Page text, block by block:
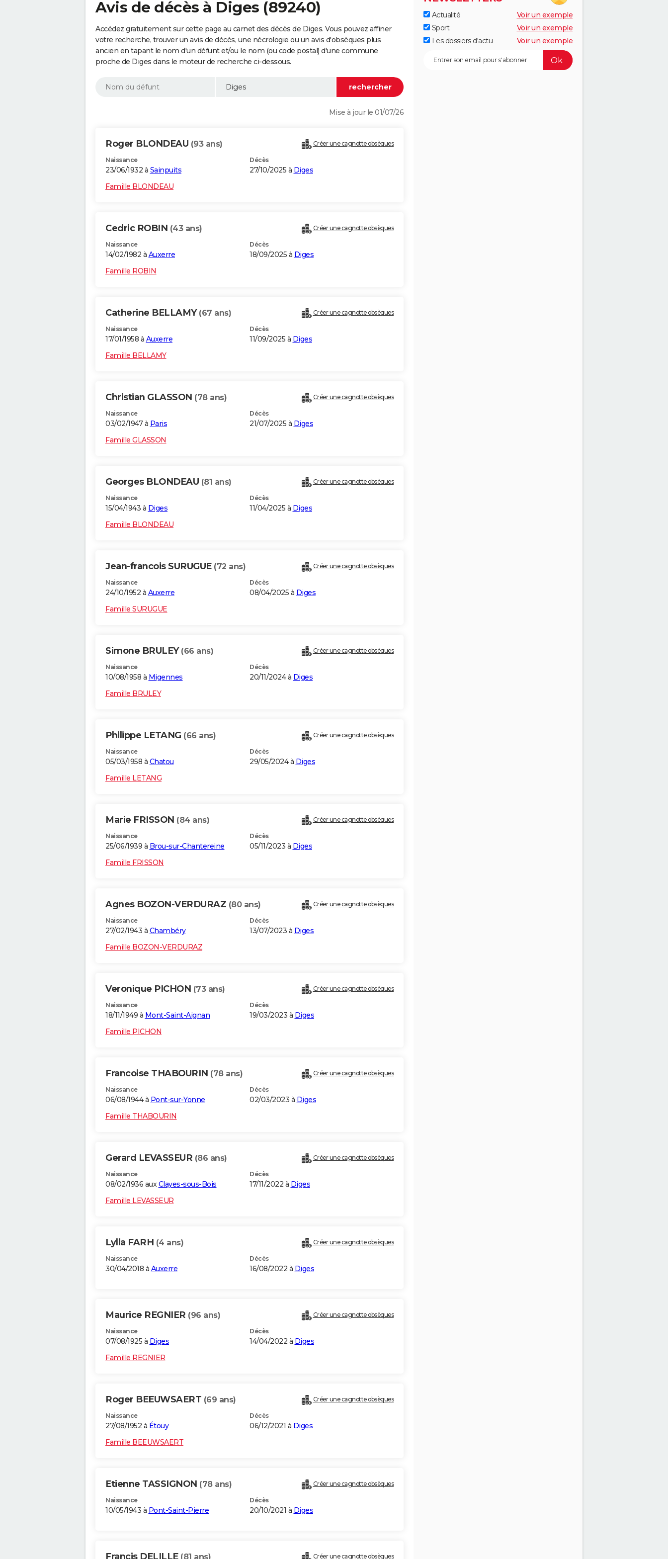
Avis de décès à Diges (89240)
Accédez gratuitement sur cette page au carnet des décès de Diges. Vous pouvez affiner
votre recherche, trouver un avis de décès, une nécrologie ou un avis d'obsèques plus
ancien en tapant le nom d'un défunt et/ou le nom (ou code postal) d'une commune
proche de Diges dans le moteur de recherche ci-dessous.
Mise à jour le 01/07/26
Roger BLONDEAU (93 ans) Créer une cagnotte obsèques
Naissance
23/06/1932 à Sainpuits
Décès
27/10/2025 à Diges
Famille BLONDEAU
Cedric ROBIN (43 ans) Créer une cagnotte obsèques
Naissance
14/02/1982 à Auxerre
Décès
18/09/2025 à Diges
Famille ROBIN
Catherine BELLAMY (67 ans) Créer une cagnotte obsèques
Naissance
17/01/1958 à Auxerre
Décès
11/09/2025 à Diges
Famille BELLAMY
Christian GLASSON (78 ans) Créer une cagnotte obsèques
Naissance
03/02/1947 à Paris
Décès
21/07/2025 à Diges
Famille GLASSON
Georges BLONDEAU (81 ans) Créer une cagnotte obsèques
Naissance
15/04/1943 à Diges
Décès
11/04/2025 à Diges
Famille BLONDEAU
Jean-francois SURUGUE (72 ans) Créer une cagnotte obsèques
Naissance
24/10/1952 à Auxerre
Décès
08/04/2025 à Diges
Famille SURUGUE
Simone BRULEY (66 ans) Créer une cagnotte obsèques
Naissance
10/08/1958 à Migennes
Décès
20/11/2024 à Diges
Famille BRULEY
Philippe LETANG (66 ans) Créer une cagnotte obsèques
Naissance
05/03/1958 à Chatou
Décès
29/05/2024 à Diges
Famille LETANG
Marie FRISSON (84 ans) Créer une cagnotte obsèques
Naissance
25/06/1939 à Brou-sur-Chantereine
Décès
05/11/2023 à Diges
Famille FRISSON
Agnes BOZON-VERDURAZ (80 ans) Créer une cagnotte obsèques
Naissance
27/02/1943 à Chambéry
Décès
13/07/2023 à Diges
Famille BOZON-VERDURAZ
Veronique PICHON (73 ans) Créer une cagnotte obsèques
Naissance
18/11/1949 à Mont-Saint-Aignan
Décès
19/03/2023 à Diges
Famille PICHON
Francoise THABOURIN (78 ans) Créer une cagnotte obsèques
Naissance
06/08/1944 à Pont-sur-Yonne
Décès
02/03/2023 à Diges
Famille THABOURIN
Gerard LEVASSEUR (86 ans) Créer une cagnotte obsèques
Naissance
08/02/1936 auxClayes-sous-Bois
Décès
17/11/2022 à Diges
Famille LEVASSEUR
Lylla FARH (4 ans) Créer une cagnotte obsèques
Naissance
30/04/2018 à Auxerre
Décès
16/08/2022 à Diges
Maurice REGNIER (96 ans) Créer une cagnotte obsèques
Naissance
07/08/1925 à Diges
Décès
14/04/2022 à Diges
Famille REGNIER
Roger BEEUWSAERT (69 ans) Créer une cagnotte obsèques
Naissance
27/08/1952 à Étouy
Décès
06/12/2021 à Diges
Famille BEEUWSAERT
Etienne TASSIGNON (78 ans) Créer une cagnotte obsèques
Naissance
10/05/1943 à Pont-Saint-Pierre
Décès
20/10/2021 à Diges
Francis DELILLE (81 ans) Créer une cagnotte obsèques
Actualité
Voir un exemple
Sport
Voir un exemple
Les dossiers d'actu
Voir un exemple